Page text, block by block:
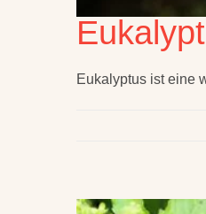
Eukalyptus ist eine